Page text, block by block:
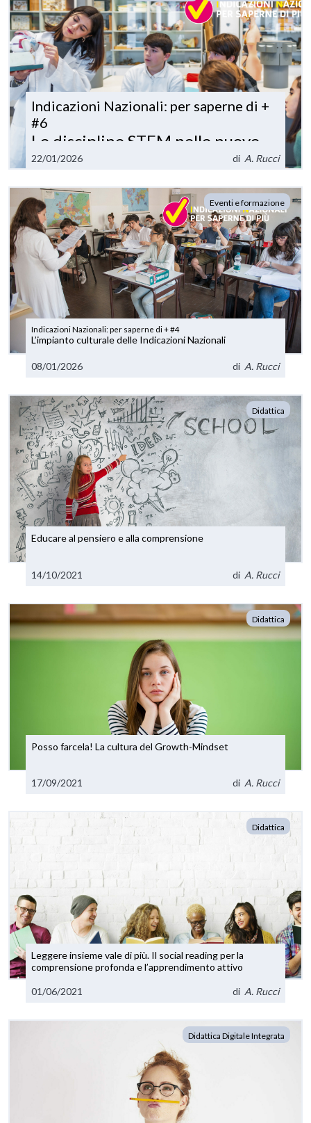
Indicazioni Nazionali: per saperne di +
#6
Le discipline STEM nelle nuove
Indicazioni Nazionali
22/01/2026 di A. Rucci
Eventi e formazione
Indicazioni Nazionali: per saperne di + #4
L’impianto culturale delle Indicazioni Nazionali
08/01/2026 di A. Rucci
Didattica
Educare al pensiero e alla comprensione
14/10/2021 di A. Rucci
Didattica
Posso farcela! La cultura del Growth-Mindset
17/09/2021 di A. Rucci
Didattica
Leggere insieme vale di più. Il social reading per la
comprensione profonda e l’apprendimento attivo
01/06/2021 di A. Rucci
Didattica Digitale Integrata